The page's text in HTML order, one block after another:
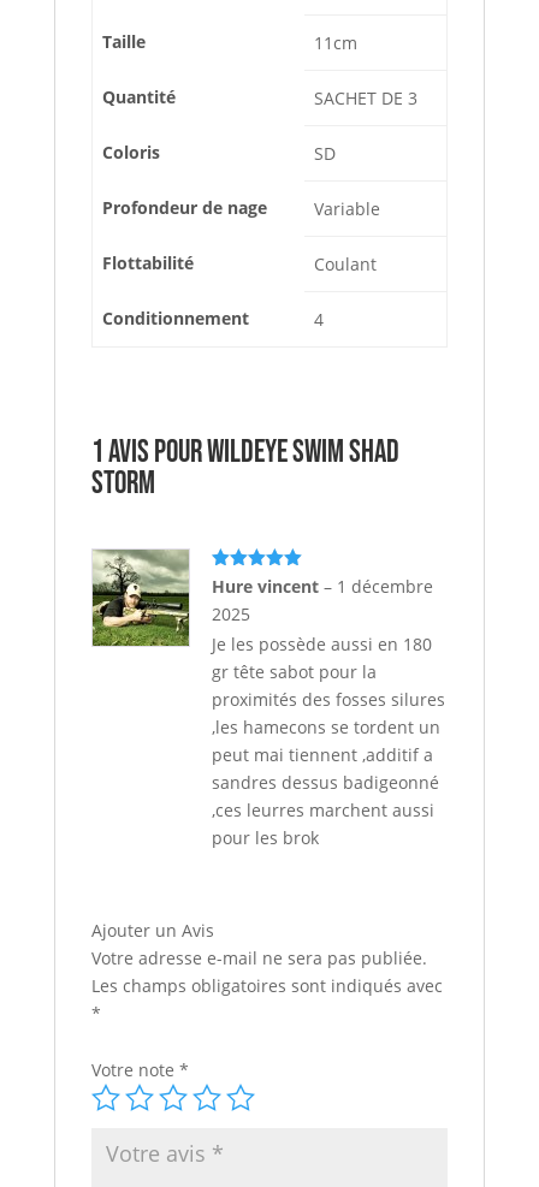
Taille 11cm
Quantité SACHET DE 3
Coloris SD
Profondeur de nage Variable
Flottabilité Coulant
Conditionnement 4
1 avis pourWILDEYE SWIM SHAD
STORM
Note5sur
5
Hure vincent – 1 décembre
2025
Je les possède aussi en 180
gr tête sabot pour la
proximités des fosses silures
,les hamecons se tordent un
peut mai tiennent ,additif a
sandres dessus badigeonné
,ces leurres marchent aussi
pour les brok
Ajouter un Avis
Votre adresse e-mail ne sera pas publiée.
Les champs obligatoires sont indiqués avec
*
Votre note *